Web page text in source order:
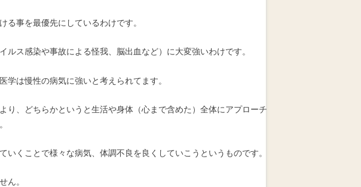
る事を最優先にしているわけです。
ルス感染や事故による怪我、脳出血など）に大変強いわけです。
学は慢性の病気に強いと考えられてます。
り、どちらかというと生活や身体（心まで含めた）全体にアプローチ
いくことで様々な病気、体調不良を良くしていこうというものです。
ん。